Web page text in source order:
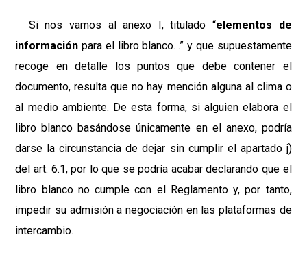
Si nos vamos al anexo I, titulado “elementos de
información para el libro blanco…” y que supuestamente
recoge en detalle los puntos que debe contener el
documento, resulta que no hay mención alguna al clima o
al medio ambiente. De esta forma, si alguien elabora el
libro blanco basándose únicamente en el anexo, podría
darse la circunstancia de dejar sin cumplir el apartado j)
del art. 6.1, por lo que se podría acabar declarando que el
libro blanco no cumple con el Reglamento y, por tanto,
impedir su admisión a negociación en las plataformas de
intercambio.